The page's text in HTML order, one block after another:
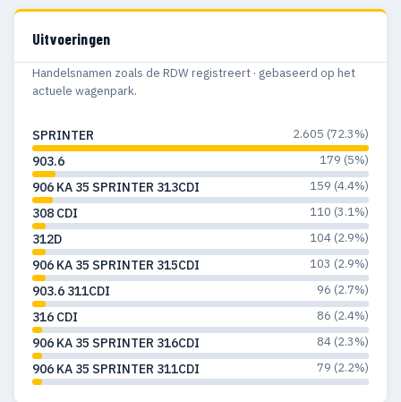
Uitvoeringen
Handelsnamen zoals de RDW registreert · gebaseerd op het
actuele wagenpark.
SPRINTER 2.605 (72.3%)
903.6 179 (5%)
906 KA 35 SPRINTER 313CDI 159 (4.4%)
308 CDI 110 (3.1%)
312D 104 (2.9%)
906 KA 35 SPRINTER 315CDI 103 (2.9%)
903.6 311CDI 96 (2.7%)
316 CDI 86 (2.4%)
906 KA 35 SPRINTER 316CDI 84 (2.3%)
906 KA 35 SPRINTER 311CDI 79 (2.2%)